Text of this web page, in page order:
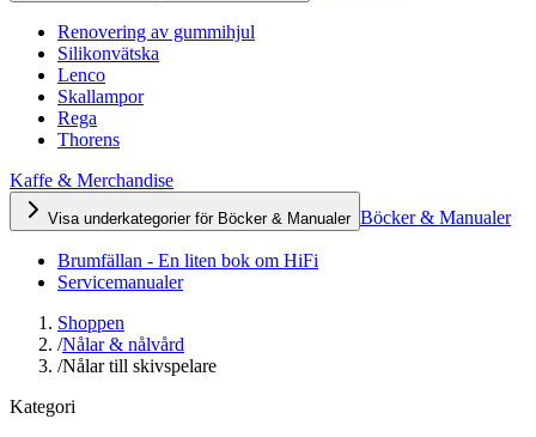
Renovering av gummihjul
Silikonvätska
Lenco
Skallampor
Rega
Thorens
Kaffe & Merchandise
Visa underkategorier för Böcker & Manualer Böcker & Manualer
Brumfällan - En liten bok om HiFi
Servicemanualer
Shoppen
/Nålar & nålvård
/Nålar till skivspelare
Kategori